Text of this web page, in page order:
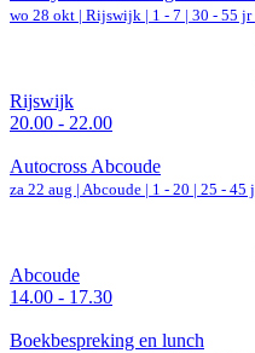
wo 28 okt | Rijswijk | 1 - 7 | 30 - 55 jr
Rijswijk
20.00 - 22.00
Autocross Abcoude
za 22 aug | Abcoude | 1 - 20 | 25 - 45
Abcoude
14.00 - 17.30
Boekbespreking en lunch